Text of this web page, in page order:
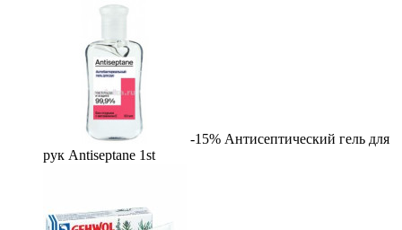
-15% Антисептический гель для
рук Antiseptane 1st